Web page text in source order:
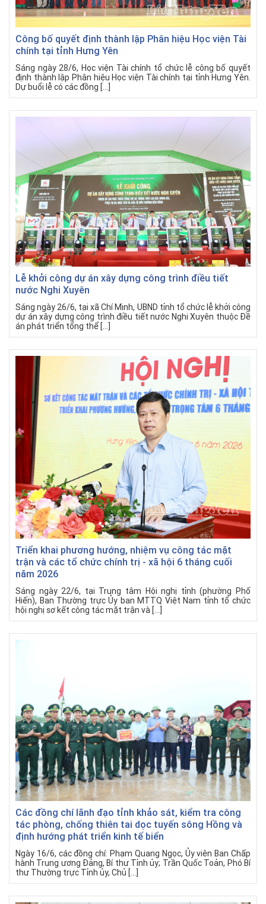
Công bố quyết định thành lập Phân hiệu Học viện Tài
chính tại tỉnh Hưng Yên
Sáng ngày 28/6, Học viện Tài chính tổ chức lễ công bố quyết
định thành lập Phân hiệu Học viện Tài chính tại tỉnh Hưng Yên.
Dự buổi lễ có các đồng […]
Lễ khởi công dự án xây dựng công trình điều tiết
nước Nghi Xuyên
Sáng ngày 26/6, tại xã Chí Minh, UBND tỉnh tổ chức lễ khởi công
dự án xây dựng công trình điều tiết nước Nghi Xuyên thuộc Đề
án phát triển tổng thể […]
Triển khai phương hướng, nhiệm vụ công tác mặt
trận và các tổ chức chính trị - xã hội 6 tháng cuối
năm 2026
Sáng ngày 22/6, tại Trung tâm Hội nghị tỉnh (phường Phố
Hiến), Ban Thường trực Ủy ban MTTQ Việt Nam tỉnh tổ chức
hội nghị sơ kết công tác mặt trận và […]
Các đồng chí lãnh đạo tỉnh khảo sát, kiểm tra công
tác phòng, chống thiên tai dọc tuyến sông Hồng và
định hướng phát triển kinh tế biển
Ngày 16/6, các đồng chí: Phạm Quang Ngọc, Ủy viên Ban Chấp
hành Trung ương Đảng, Bí thư Tỉnh ủy; Trần Quốc Toản, Phó Bí
thư Thường trực Tỉnh ủy, Chủ […]